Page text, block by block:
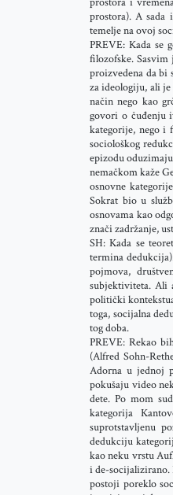
prostora). A
temelje na ovoj
PREVE: Kada se
filozofske.
proizvedena da bi
za ideologiju, ali
način nego kao
govori o čuđenju
kategorije, nego i
sociološkog
epizodu
nemačkom kaže
osnovne
Sokrat bio u
osnovama kao
znači zadržanje,
SH: Kada se
termina
pojmova,
subjektiviteta. Ali
politički
toga, socijalna
tog doba.
PREVE: Rekao
(Alfred Sohn-
Adorna u jednoj
pokušaju video
dete. Po mom
kategorija
suprotstavljenu
dedukciju
kao neku vrstu
i de-socijalizirano.
postoji poreklo